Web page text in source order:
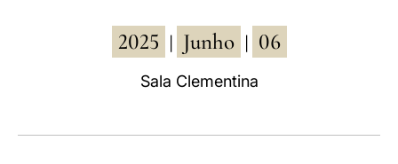
中文
2025 Junho 06
Sala Clementina